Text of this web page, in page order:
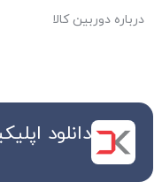
درباره دوربین کالا
دانلود